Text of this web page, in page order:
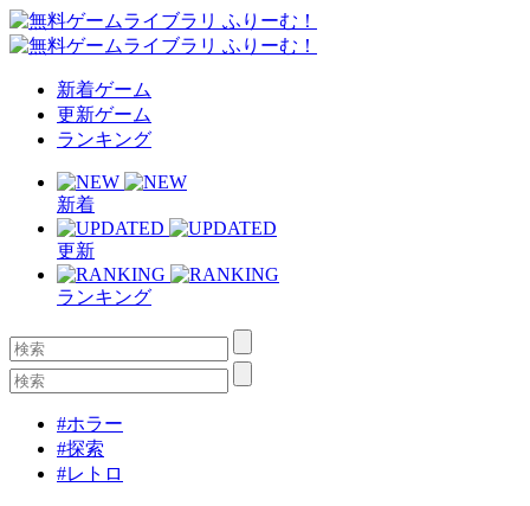
新着ゲーム
更新ゲーム
ランキング
新着
更新
ランキング
#ホラー
#探索
#レトロ